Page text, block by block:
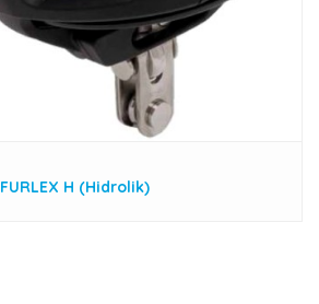
FURLEX H (Hidrolik)